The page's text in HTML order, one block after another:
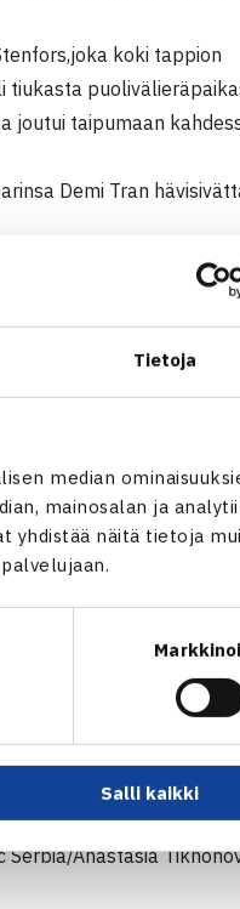
Tietoja
median
mainosalan ja
yhdistää näitä tietoja
Salli kaikki
koki tappion
tiukasta
joutui taipumaan
Demi Tran
(5.) –
Romania (1.)
63 61
Kypros (4.)63 76(7),
16 63 [10-4]
Anastasia